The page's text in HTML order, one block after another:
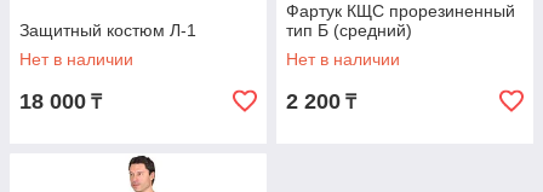
Защитный костюм Л-1
Нет в наличии
18 000 ₸
Фартук КЩС прорезиненный
тип Б (средний)
Нет в наличии
2 200 ₸